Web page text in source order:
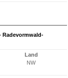
Radevormwald-
Land
NW